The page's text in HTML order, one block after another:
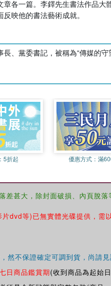
各一篇。李鐸先生書法作品
映他的書法藝術成就。
、黨委書記，被稱為“傳媒的守
5折起 優惠方式： 滿
甚大，除封面破損、內頁脫落
dvd等)已無實體光碟提供，需
然不保證確定可調到貨，尚請見
日商品鑑賞期(收到商品為起始日